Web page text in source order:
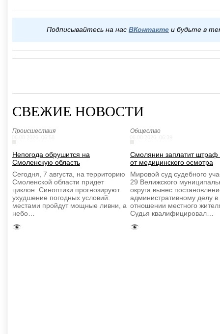
Подписывайтесь на нас ВКонтакте и будьте в
СВЕЖИЕ НОВОСТИ
Происшествия
Непогода обрушится на
Смоленскую область
Сегодня, 7 августа, на территорию
Смоленской области придет
циклон. Синоптики прогнозируют
ухудшение погодных условий:
местами пройдут мощные ливни, а
небо…
Общество
Смолянин заплатит штраф
от медицинского осмотра
Мировой суд судебного
29 Велижского
округа вынес
административному делу в
отношении местного
Судья квалифицировал…